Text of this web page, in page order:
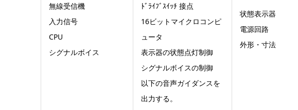
無線受信機
入力信号
CPU
シグナルボイス
ﾄﾞﾗｲﾌﾞｽｲｯﾁ 接点
16ビットマイクロコンピ
ュータ
表示器の状態点灯制御
シグナルボイスの制御
以下の音声ガイダンスを
出力する。
状態表示器
電源回路
外形・寸法